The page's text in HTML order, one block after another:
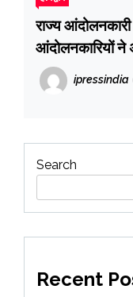
राज्य
आंदोलनकारियों ने
पूरा करने हेतु दिया
ipressindia
Search
Recent